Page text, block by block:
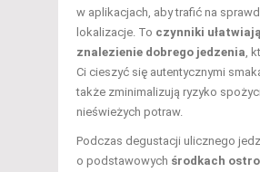
w aplikacjach, aby trafić na
lokalizacje. To czynniki
znalezienie dobrego jedzenia ,
Ci cieszyć się autentycznymi
także zminimalizują ryzyko
nieświeżych potraw.
Podczas degustacji ulicznego
o podstawowych środkach